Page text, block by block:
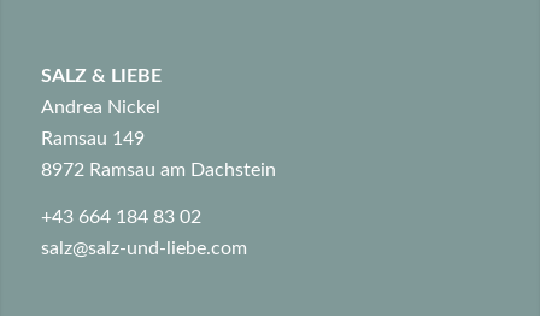
SALZ & LIEBE
Andrea Nickel
Ramsau 149
8972 Ramsau am Dachstein
+43 664 184 83 02
salz@salz-und-liebe.com